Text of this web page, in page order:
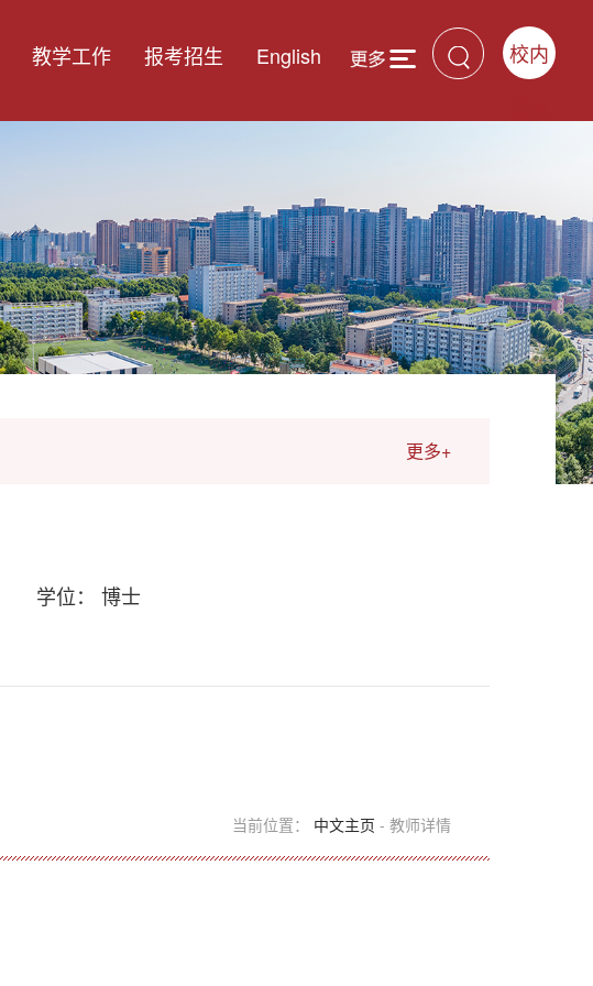
校内
教学工作 报考招生 English
更多+
学位： 博士
当前位置： 中文主页 - 教师详情